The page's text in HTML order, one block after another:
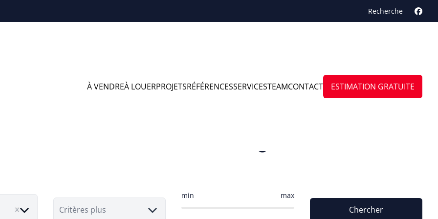
Recherche
À VENDREÀ LOUERPROJETSRÉFÉRENCESSERVICESTEAMCONTACT ESTIMATION GRATUITE
Critères plus
min max
Chercher